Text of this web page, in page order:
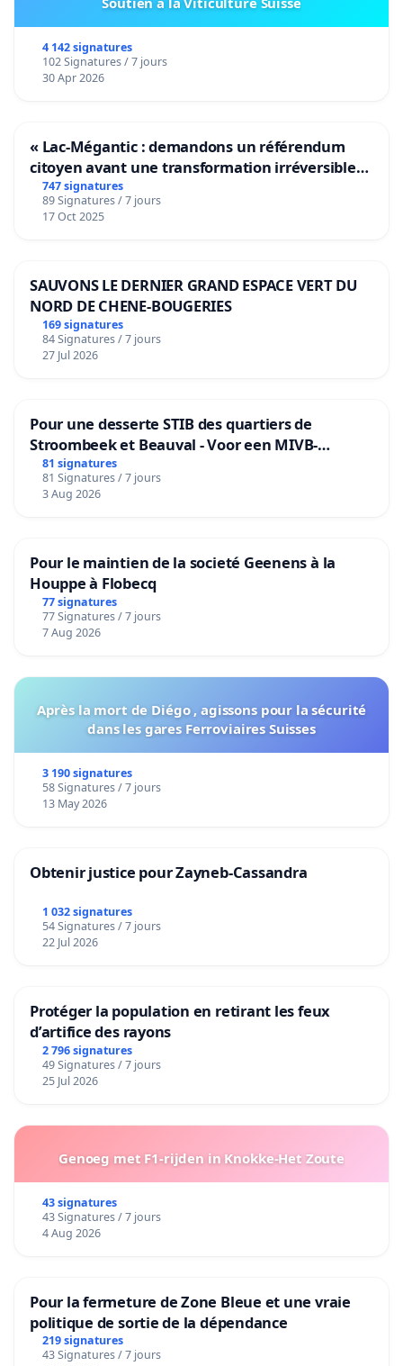
4 142 signatures
102 Signatures / 7 jours
30 Apr 2026
« Lac-Mégantic : demandons un référendum
citoyen avant une transformation irréversible
de notre territoire »
747 signatures
89 Signatures / 7 jours
17 Oct 2025
SAUVONS LE DERNIER GRAND ESPACE VERT DU
NORD DE CHENE-BOUGERIES
169 signatures
84 Signatures / 7 jours
27 Jul 2026
Pour une desserte STIB des quartiers de
Stroombeek et Beauval - Voor een MIVB-
bediening van de wijken Strombeek en Het
Voor
81 signatures
81 Signatures / 7 jours
3 Aug 2026
Pour le maintien de la societé Geenens à la
Houppe à Flobecq
77 signatures
77 Signatures / 7 jours
7 Aug 2026
Après la mort de Diégo , agissons pour la sécurité
dans les gares Ferroviaires Suisses
3 190 signatures
58 Signatures / 7 jours
13 May 2026
Obtenir justice pour Zayneb-Cassandra
1 032 signatures
54 Signatures / 7 jours
22 Jul 2026
Protéger la population en retirant les feux
d’artifice des rayons
2 796 signatures
49 Signatures / 7 jours
25 Jul 2026
Genoeg met F1-rijden in Knokke-Het Zoute
43 signatures
43 Signatures / 7 jours
4 Aug 2026
Pour la fermeture de Zone Bleue et une vraie
politique de sortie de la dépendance
219 signatures
43 Signatures / 7 jours